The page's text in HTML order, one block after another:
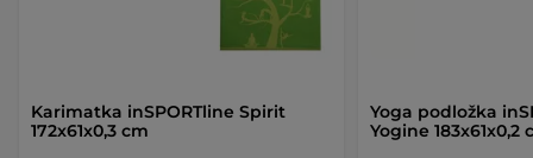
Karimatka inSPORTline Spirit
172x61x0,3 cm
Yoga podložka
Yogine 183x61x0,2